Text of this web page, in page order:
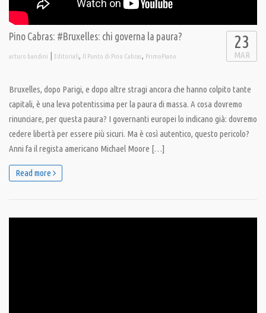
Pino Cabras: #Bruxelles: chi governa la paura?
arturo bandini | Editoriali, Il Punto di Pino Cabras, PrimoPiano
23
MAR
Bruxelles, dopo Parigi, e dopo altre stragi ancora che hanno colpito tante
capitali, è una leva potentissima per la paura di massa. A cosa dovremo
rinunciare, per questa paura? I governanti europei lo indicano già: dovremo
cedere libertà per essere più sicuri. Ma è così autentico, questo pericolo?
Anni fa il regista americano Michael Moore […]
Read more